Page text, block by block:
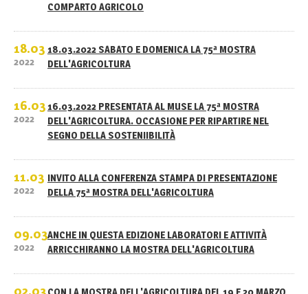
COMPARTO AGRICOLO
18.03
2022
18.03.2022 SABATO E DOMENICA LA 75ª MOSTRA
DELL'AGRICOLTURA
16.03
2022
16.03.2022 PRESENTATA AL MUSE LA 75ª MOSTRA
DELL'AGRICOLTURA. OCCASIONE PER RIPARTIRE NEL
SEGNO DELLA SOSTENIIBILITÀ
11.03
2022
INVITO ALLA CONFERENZA STAMPA DI PRESENTAZIONE
DELLA 75ª MOSTRA DELL'AGRICOLTURA
09.03
2022
ANCHE IN QUESTA EDIZIONE LABORATORI E ATTIVITÀ
ARRICCHIRANNO LA MOSTRA DELL'AGRICOLTURA
02.03